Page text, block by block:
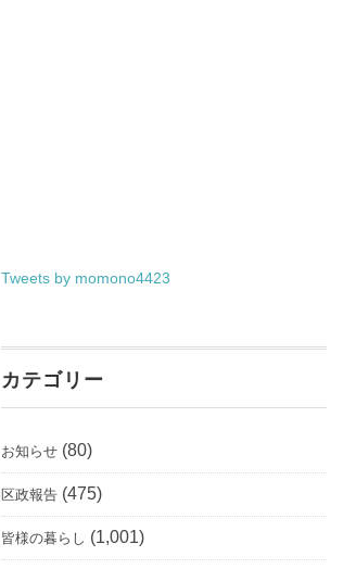
Tweets by momono4423
カテゴリー
お知らせ (80)
区政報告 (475)
皆様の暮らし (1,001)